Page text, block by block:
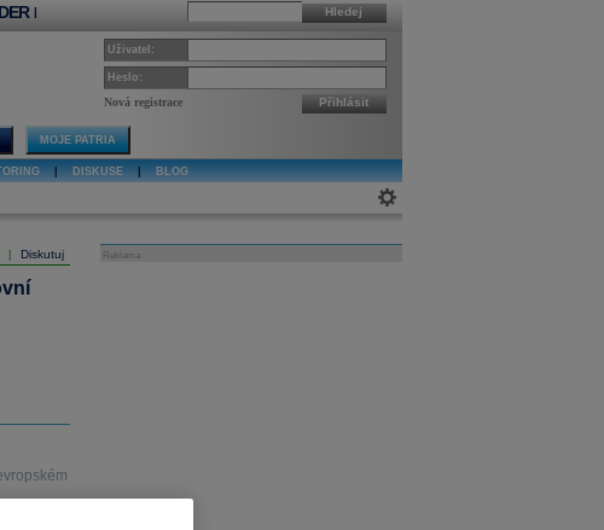
Hledej
|
Uživatel:
Heslo:
Nová registrace Přihlásit
MOJE PATRIA
DISKUSE BLOG
Diskutuj Reklama